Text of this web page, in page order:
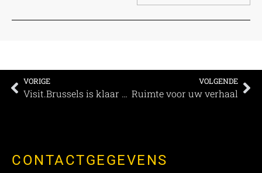
VORIGE
Visit.Brussels is klaar voor de nieuwe golf van vergaderingen
VOLGENDE
Ruimte voor uw verhaal
CONTACTGEGEVENS